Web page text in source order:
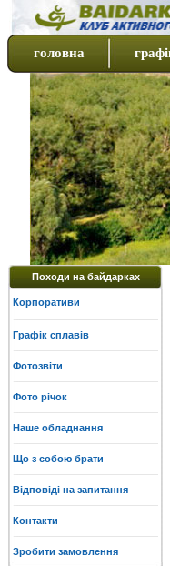
головна
Походи на байдарках
Корпоративи
Графік сплавів
Фотозвіти
Фото річок
Наше обладнання
Що з собою брати
Відповіді на запитання
Контакти
Зробити замовлення